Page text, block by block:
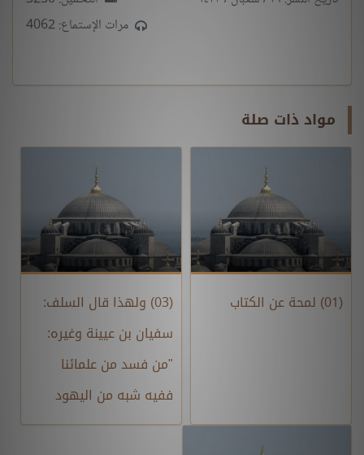
مرات الإستماع: 4062
مواد ذات صلة
(01) لمحة عن الكتاب
(03) ولهذا قال السلف:
سفيان بن عيينة وغيره:
"من فسد من علمائنا
ففيه شبه من اليهود